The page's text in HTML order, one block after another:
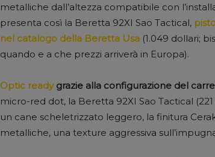
metalliche dall’altezza compatibile con
presenta così la Beretta 92XI Sao Tactical,
nel catalogo della Beretta Usa (1.049 dollari;
quando e a che prezzi arriverà in Europa).
Optic readygrazie alla configurazione del
micro-red dot, la Beretta 92XI Sao Tactical
un cane scheletrizzato leggero, la finitura
metalliche, una texture aggressiva